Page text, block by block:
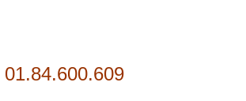
01.84.600.609